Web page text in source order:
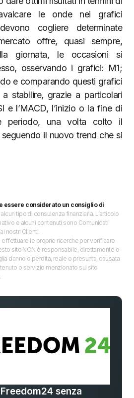
le onde nei grafici
cogliere determinate
offre, quasi sempre,
giornata, le occasioni si
osservando i grafici: M1;
e comparando questi grafici
stabilire, grazie a particolari
e l’MACD, l’inizio o la fine di
periodo, una volta colto il
il nuovo trend che si
essere considerato un consiglio di
tipo di consulenza finanziaria. L’articolo
e alcuni contenuti sono Comunicati
nostri Clienti.
effettuare le proprie ricerche per verificare
sito NON è responsabile, direttamente o
danno o perdita, reale o presunta, causata
o servizio menzionato sul sito
senza